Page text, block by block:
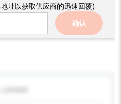
址以获取供应商的迅速回覆)
确认